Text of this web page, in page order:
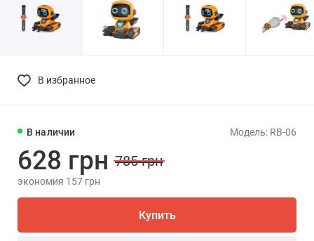
В избранное
В наличии Модель: RB-06
628 грн 785 грн
экономия 157 грн
Купить